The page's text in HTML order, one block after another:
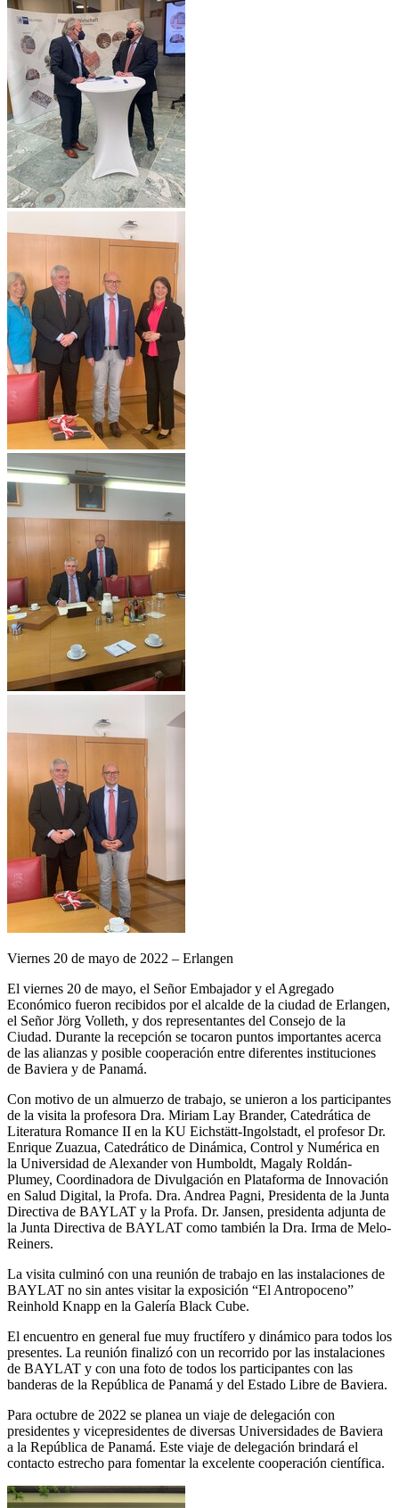
Viernes 20 de mayo de 2022 – Erlangen
El viernes 20 de mayo, el Señor Embajador y el Agregado
Económico fueron recibidos por el alcalde de la ciudad de Erlangen,
el Señor Jörg Volleth, y dos representantes del Consejo de la
Ciudad. Durante la recepción se tocaron puntos importantes acerca
de las alianzas y posible cooperación entre diferentes instituciones
de Baviera y de Panamá.
Con motivo de un almuerzo de trabajo, se unieron a los participantes
de la visita la profesora Dra. Miriam Lay Brander, Catedrática de
Literatura Romance II en la KU Eichstätt-Ingolstadt, el profesor Dr.
Enrique Zuazua, Catedrático de Dinámica, Control y Numérica en
la Universidad de Alexander von Humboldt, Magaly Roldán-
Plumey, Coordinadora de Divulgación en Plataforma de Innovación
en Salud Digital, la Profa. Dra. Andrea Pagni, Presidenta de la Junta
Directiva de BAYLAT y la Profa. Dr. Jansen, presidenta adjunta de
la Junta Directiva de BAYLAT como también la Dra. Irma de Melo-
Reiners.
La visita culminó con una reunión de trabajo en las instalaciones de
BAYLAT no sin antes visitar la exposición “El Antropoceno”
Reinhold Knapp en la Galería Black Cube.
El encuentro en general fue muy fructífero y dinámico para todos los
presentes. La reunión finalizó con un recorrido por las instalaciones
de BAYLAT y con una foto de todos los participantes con las
banderas de la República de Panamá y del Estado Libre de Baviera.
Para octubre de 2022 se planea un viaje de delegación con
presidentes y vicepresidentes de diversas Universidades de Baviera
a la República de Panamá. Este viaje de delegación brindará el
contacto estrecho para fomentar la excelente cooperación científica.